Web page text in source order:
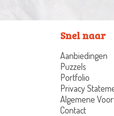
Snel naar
Aanbiedingen
Puzzels
Portfolio
Privacy
Algemene
Contact